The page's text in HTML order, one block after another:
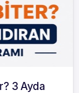
3 Ayda